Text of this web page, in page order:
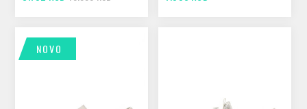
NOVO